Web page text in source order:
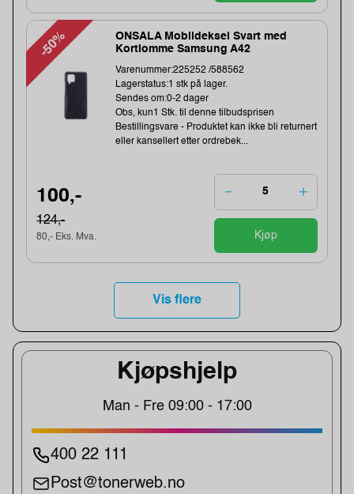
Kjøpshjelp
Man - Fre 09:00 - 17:00
400 22 111
Post@tonerweb.no
-50%
ONSALA Mobildeksel Svart med
Kortlomme Samsung A42
Varenummer:225252 /588562
Lagerstatus:1 stk på lager.
Sendes om:0-2 dager
Obs, kun1 Stk. til denne tilbudsprisen
Bestillingsvare - Produktet kan ikke bli returnert
eller kansellert etter ordrebek...
100,-
124,-
80,- Eks. Mva. Kjøp
Vis flere